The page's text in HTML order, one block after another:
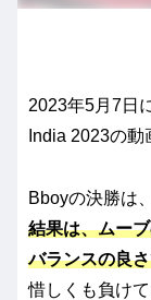
2023年5月7日
India 2023の動
Bboyの決勝は
結果は、ムー
バランスの良
惜しくも負け